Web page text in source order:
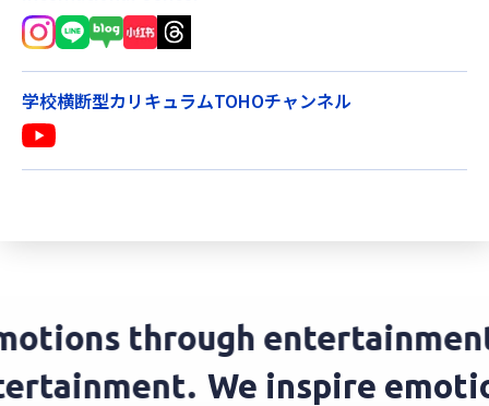
学校横断型カリキュラムTOHOチャンネル
through
We inspire